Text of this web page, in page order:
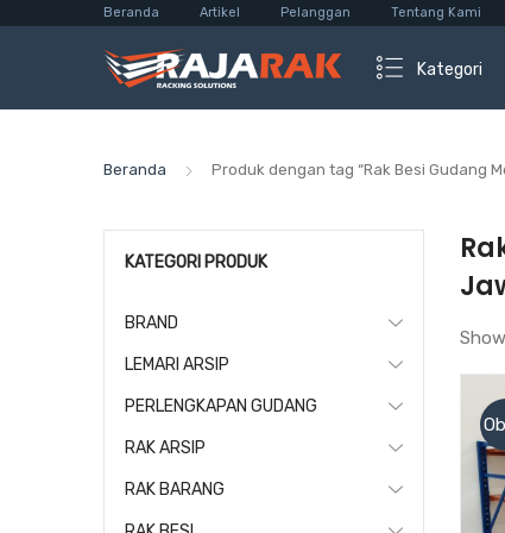
Beranda Artikel Pelanggan Tentang Kami
Kategori
Beranda Produk dengan tag “Rak Besi Gudang
KATEGORI PRODUK
BRAND
LEMARI ARSIP
PERLENGKAPAN GUDANG
RAK ARSIP
RAK BARANG